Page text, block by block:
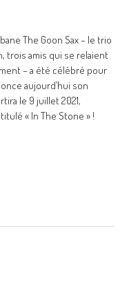
The Goon Sax – le trio
trois amis qui se relaient
– a été célébré pour
aujourd’hui son
le 9 juillet 2021,
« In The Stone » !